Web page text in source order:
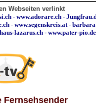
Webseiten verlinkt
- www.adorare.ch -
- www.segenskreis.at -
lazarus.ch - www.pater-pio.de
Fernsehsender